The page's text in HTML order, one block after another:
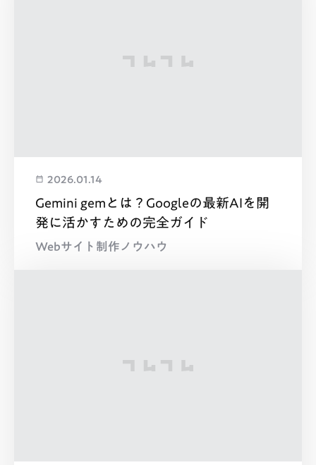
2026.01.14
Gemini gemとは？Googleの最新AIを開
発に活かすための完全ガイド
Webサイト制作ノウハウ